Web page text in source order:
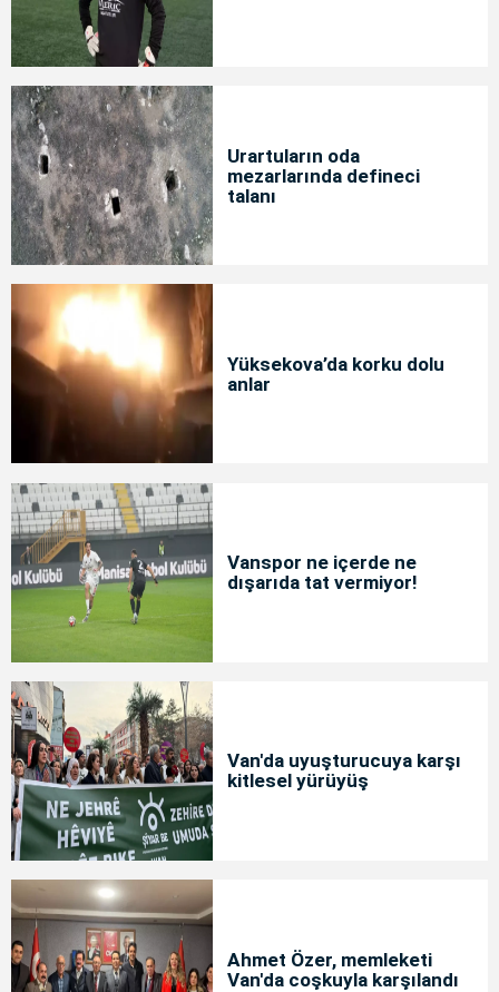
Urartuların oda
mezarlarında defineci
talanı
Yüksekova’da korku dolu
anlar
Vanspor ne içerde ne
dışarıda tat vermiyor!
Van'da uyuşturucuya karşı
kitlesel yürüyüş
Ahmet Özer, memleketi
Van'da coşkuyla karşılandı